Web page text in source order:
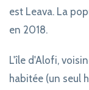
est Leava. La
en 2018.
L'île d'Alofi,
habitée (un seul